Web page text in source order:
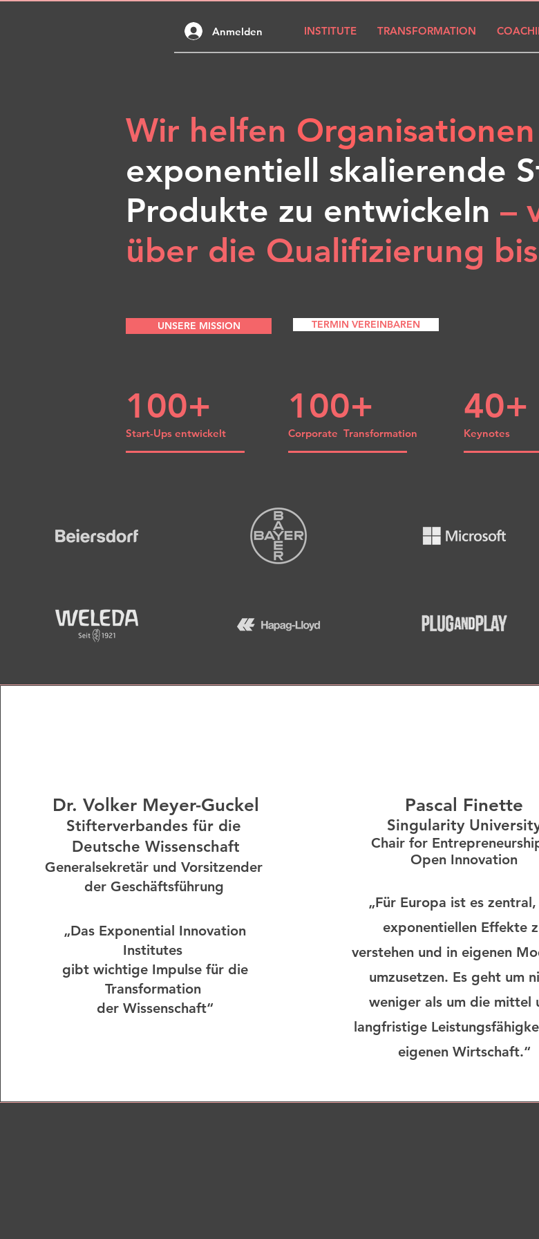
INSTITUTE TRANSFORMATION
Anmelden
Wir helfen Organisationen
exponentiell skalierende
Produkte zu entwickeln –
über die Qualifizierung
UNSERE MISSION TERMIN VEREINBAREN
100+
Start-Ups entwickelt
100+
Corporate Transformation
40+
Keynotes
Dr. Volker Meyer-Guckel
Stifterverbandes für die
Deutsche Wissenschaft
Generalsekretär und Vorsitzender
der Geschäftsführung
„Das Exponential Innovation
Institutes
gibt wichtige Impulse für die
Transformation
der Wissenschaft“
Pascal Finette
Singularity
Chair for
Open Innovation
„Für Europa ist es
exponentiellen Effekte
verstehen und in eigenen
umzusetzen. Es geht um
weniger als um die mittel
langfristige
eigenen Wirtschaft.“